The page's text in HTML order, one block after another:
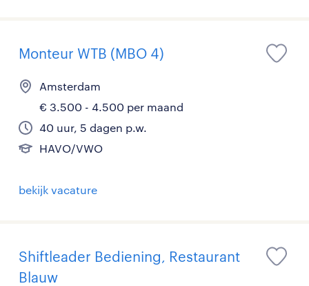
Monteur WTB (MBO 4)
Amsterdam
€ 3.500 - 4.500 per maand
40 uur, 5 dagen p.w.
HAVO/VWO
bekijk vacature
Shiftleader Bediening, Restaurant
Blauw